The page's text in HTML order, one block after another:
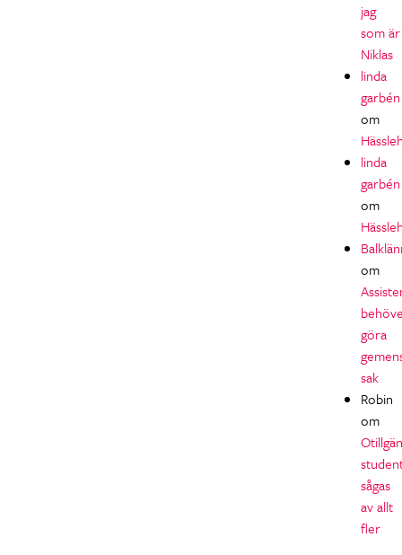
jag
som är
Niklas
linda
garbén
om
linda
garbén
om
om
göra
sak
Robin
om
sågas
av allt
fler